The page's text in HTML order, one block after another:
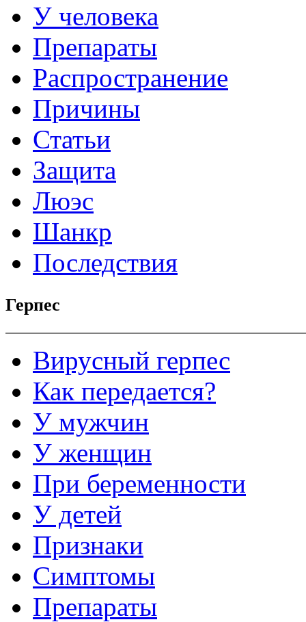
У человека
Препараты
Распространение
Причины
Статьи
Защита
Люэс
Шанкр
Последствия
Герпес
Вирусный герпес
Как передается?
У мужчин
У женщин
При беременности
У детей
Признаки
Симптомы
Препараты